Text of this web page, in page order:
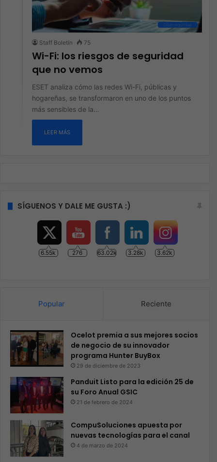
Ciberseguridad
Staff Boletín 75
Wi-Fi: los riesgos de seguridad
que no vemos
ESET analiza cómo las redes Wi-Fi, públicas y
hogareñas, se transformaron en uno de los puntos
más sensibles de la…
LEER MÁS
SÍGUENOS Y DALE ME GUSTA :)
6.55k 276 63.02k 3.28k 3.62k
Popular Reciente
Ocelot premia a sus mejores socios
de negocio de su innovador
programa Hunter BuyBox
29 de diciembre de 2023
Panduit Listo para la edición 25 de
su Foro Anual GSIC
21 de febrero de 2024
CompuSoluciones apuesta por
nuevas tecnologías para el canal
4 de marzo de 2024